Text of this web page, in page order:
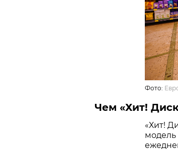
Фото:
Чем «Хит!
«Хит!
модель